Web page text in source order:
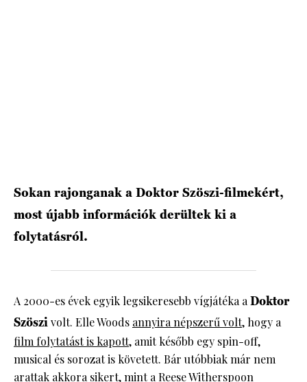
Sokan rajonganak a Doktor Szöszi-filmekért,
most újabb információk derültek ki a
folytatásról.
A 2000-es évek egyik legsikeresebb vígjátéka aDoktor
Szöszivolt. Elle Woods annyira népszerű volt, hogy a
film folytatást is kapott, amit később egy spin-off,
musical és sorozat is követett. Bár utóbbiak már nem
arattak akkora sikert, mint a Reese Witherspoon